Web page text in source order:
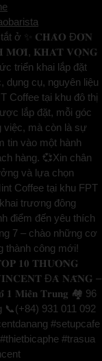
ở ✨ 𝐂𝐇𝐀̀𝐎 Đ𝐎́𝐍
𝐌𝐎̛́𝐈, 𝐊𝐇𝐀́𝐓 𝐕𝐎̣𝐍𝐆
triển khai lắp đặt
dụng cụ, nguyên liệu
Coffee tại khu đô thị
lắp đặt, mỗi góc
việc, mà còn là sự
tin vào một hành
hàng. 💞Xin chân
và lựa chọn
Coffee tại khu FPT
trương đông
điểm đến yêu thích
7 – chào những cơ
thành công mới!
𝟏𝟎 𝐓𝐇𝐔̛𝐎̛𝐍𝐆
Đ𝐀̀ 𝐍𝐀̆̃𝐍𝐆 –
𝟏 𝐌𝐢𝐞̂̀𝐧 𝐓𝐫𝐮𝐧𝐠 🏘️ 96
931 011 092
#setupcafe
#trasua